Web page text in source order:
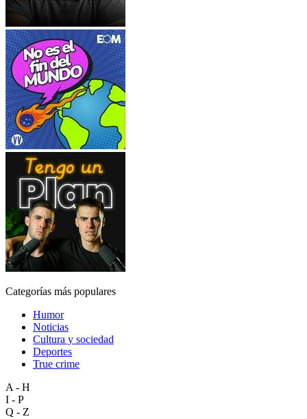
Categorías más populares
Humor
Noticias
Cultura y sociedad
Deportes
True crime
A - H
I - P
Q - Z